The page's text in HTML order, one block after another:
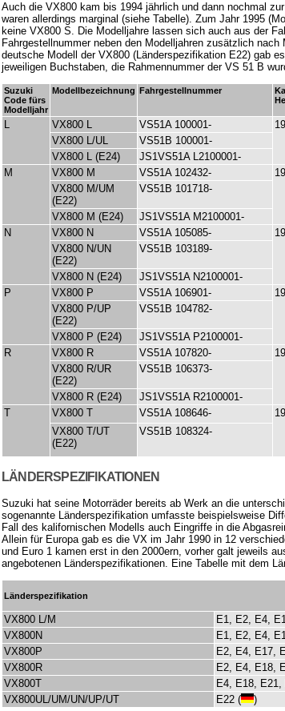
Auch die VX800 kam bis 1994 jährlich und dann nochmal
waren allerdings marginal (siehe Tabelle). Zum Jahr 1995
keine VX800 S. Die Modelljahre lassen sich auch aus der
Fahrgestellnummer neben den Modelljahren zusätzlich
deutsche Modell der VX800 (Länderspezifikation E22) gab
jeweiligen Buchstaben, die Rahmennummer der VS 51 B
Suzuki
Code fürs
Modelljahr
Modellbezeichnung Fahrgestellnummer
L VX800 L VS51A 100001-
VX800 L/UL
VS51B 100001-
VX800 L (E24)
JS1VS51A L2100001-
M
VX800 M VS51A 102432-
VX800 M/UM
(E22)
VS51B 101718-
VX800 M (E24)
JS1VS51A M2100001-
N
VX800 N VS51A 105085-
VX800 N/UN
(E22)
VS51B 103189-
VX800 N (E24)
JS1VS51A N2100001-
P
VX800 P VS51A 106901-
VX800 P/UP
(E22)
VS51B 104782-
VX800 P (E24)
JS1VS51A P2100001-
R
VX800 R VS51A 107820-
VX800 R/UR
(E22)
VS51B 106373-
VX800 R (E24)
JS1VS51A R2100001-
T
VX800 T VS51A 108646-
VX800 T/UT
(E22)
VS51B 108324-
LÄNDERSPEZIFIKATIONEN
Suzuki hat seine Motorräder bereits ab Werk an die
sogenannte Länderspezifikation umfasste beispielsweise
Fall des kalifornischen Modells auch Eingriffe in die
Allein für Europa gab es die VX im Jahr 1990 in 12
und Euro 1 kamen erst in den 2000ern, vorher galt jeweils
angebotenen Länderspezifikationen. Eine Tabelle mit dem
Länderspezifikation
VX800 L/M
E1, E2, E4,
VX800N
E1, E2, E4,
VX800P
E2, E4, E17,
VX800R
E2, E4, E18,
VX800T
E4, E18,
VX800UL/UM/UN/UP/UT
E22 ( )